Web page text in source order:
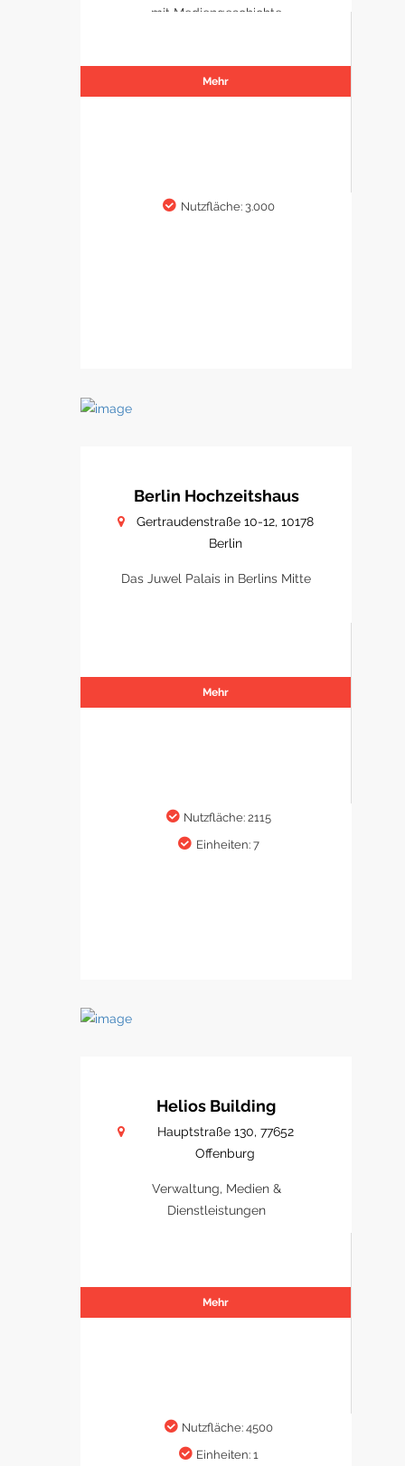
mit Mediengeschichte
Mehr
Nutzfläche: 3.000
Berlin Hochzeitshaus
Gertraudenstraße 10-12, 10178
Berlin
Das Juwel Palais in Berlins Mitte
Mehr
Nutzfläche: 2115
Einheiten: 7
Helios Building
Hauptstraße 130, 77652
Offenburg
Verwaltung, Medien &
Dienstleistungen
Mehr
Nutzfläche: 4500
Einheiten: 1